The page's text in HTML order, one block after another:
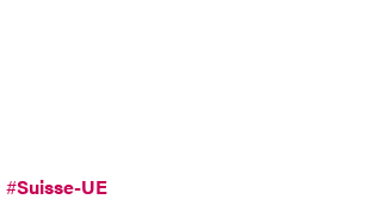
#Suisse-UE